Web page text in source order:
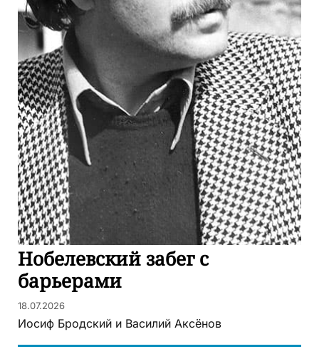
Нобелевский забег с
барьерами
18.07.2026
Иосиф Бродский и Василий Аксёнов